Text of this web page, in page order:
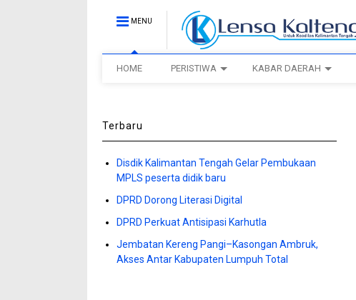
MENU
HOME PERISTIWA KABAR DAERAH
Terbaru
Disdik Kalimantan Tengah Gelar Pembukaan
MPLS peserta didik baru
DPRD Dorong Literasi Digital
DPRD Perkuat Antisipasi Karhutla
Jembatan Kereng Pangi–Kasongan Ambruk,
Akses Antar Kabupaten Lumpuh Total